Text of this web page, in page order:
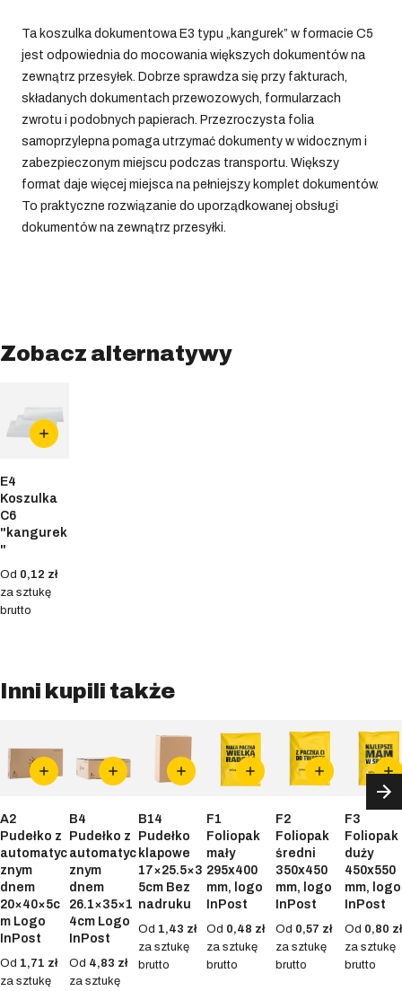
Ta koszulka dokumentowa E3 typu „kangurek” w formacie C5
jest odpowiednia do mocowania większych dokumentów na
zewnątrz przesyłek. Dobrze sprawdza się przy fakturach,
składanych dokumentach przewozowych, formularzach
zwrotu i podobnych papierach. Przezroczysta folia
samoprzylepna pomaga utrzymać dokumenty w widocznym i
zabezpieczonym miejscu podczas transportu. Większy
format daje więcej miejsca na pełniejszy komplet dokumentów.
To praktyczne rozwiązanie do uporządkowanej obsługi
dokumentów na zewnątrz przesyłki.
Zobacz alternatywy
E4
Koszulka
C6
"kangurek
"
Od 0,12 zł
za sztukę
brutto
Inni kupili także
A2
Pudełko z
automatyc
znym
dnem
20×40×5c
m Logo
InPost
Od 1,71 zł
za sztukę
B4
Pudełko z
automatyc
znym
dnem
26.1×35×1
4cm Logo
InPost
Od 4,83 zł
za sztukę
B14
Pudełko
klapowe
17×25.5×3
5cm Bez
nadruku
Od 1,43 zł
za sztukę
brutto
F1
Foliopak
mały
295x400
mm, logo
InPost
Od 0,48 zł
za sztukę
brutto
F2
Foliopak
średni
350x450
mm, logo
InPost
Od 0,57 zł
za sztukę
brutto
F3
Foliopak
duży
450x550
mm, logo
InPost
Od 0,80 zł
za sztukę
brutto